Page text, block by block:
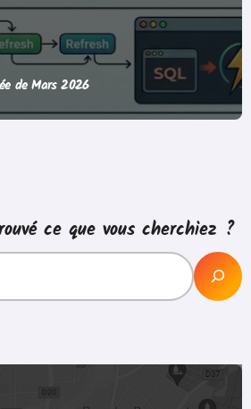
de Mars 2026
ce que vous cherchiez ?